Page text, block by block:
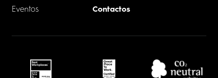
Eventos Contactos